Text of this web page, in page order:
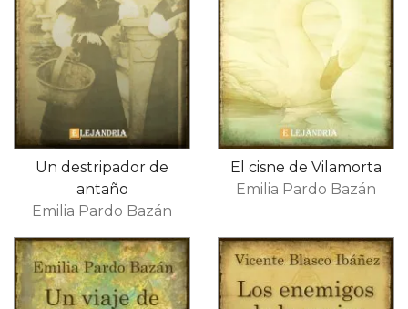
Un destripador de
antaño
Emilia Pardo Bazán
El cisne de Vilamorta
Emilia Pardo Bazán